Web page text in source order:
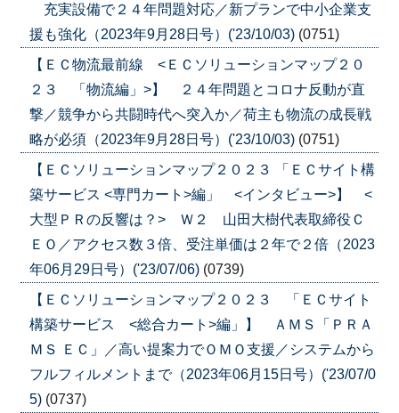
充実設備で２４年問題対応／新プランで中小企業支
援も強化（2023年9月28日号）('23/10/03) (0751)
【ＥＣ物流最前線 <ＥＣソリューションマップ２０
２３ 「物流編」>】 ２４年問題とコロナ反動が直
撃／競争から共闘時代へ突入か／荷主も物流の成長戦
略が必須（2023年9月28日号）('23/10/03) (0751)
【ＥＣソリューションマップ２０２３ 「ＥＣサイト構
築サービス <専門カート>編」 <インタビュー>】 <
大型ＰＲの反響は？> Ｗ２ 山田大樹代表取締役Ｃ
ＥＯ／アクセス数３倍、受注単価は２年で２倍（2023
年06月29日号）('23/07/06) (0739)
【ＥＣソリューションマップ２０２３ 「ＥＣサイト
構築サービス <総合カート>編」】 ＡＭＳ「ＰＲＡ
ＭＳ ＥＣ」／高い提案力でＯＭＯ支援／システムから
フルフィルメントまで（2023年06月15日号）('23/07/0
5) (0737)